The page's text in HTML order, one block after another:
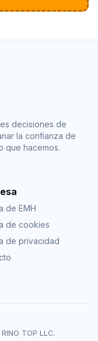
decisiones de
la confianza de
que hacemos.
de EMH
de cookies
de privacidad
TOP LLC.